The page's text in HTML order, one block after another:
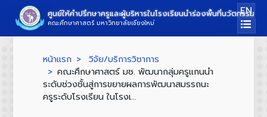
ศูนย์ให้คำปรึกษาครูและผู้บริหารในโรงเรียนนำร่องพื้นที่นวัตกรรมก
คณะศึกษาศาสตร์ มหาวิทยาลัยเชียงใหม่
EN
หน้าแรก
วิจัย/บริการวิชาการ
คณะศึกษาศาสตร์ มช. พัฒนากลุ่มครูแกนนำ
ระดับช่วงชั้นสู่การขยายผลการพัฒนาสมรรถนะ
ครูระดับโรงเรียน ในโรงเ...